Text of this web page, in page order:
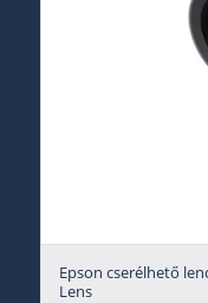
Epson cserélhető
Lens